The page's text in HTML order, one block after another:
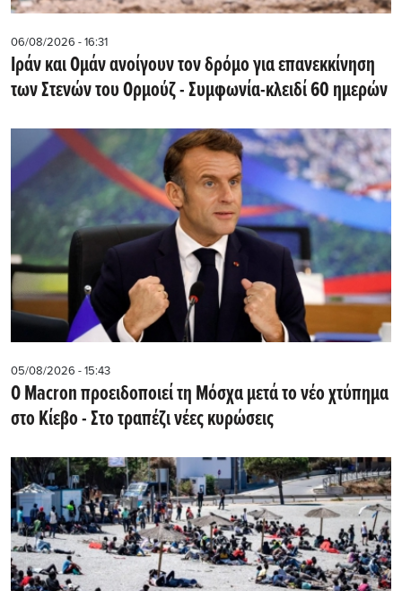
06/08/2026 - 16:31
Ιράν και Ομάν ανοίγουν τον δρόμο για επανεκκίνηση
των Στενών του Ορμούζ - Συμφωνία-κλειδί 60 ημερών
05/08/2026 - 15:43
Ο Macron προειδοποιεί τη Μόσχα μετά το νέο χτύπημα
στο Κίεβο - Στο τραπέζι νέες κυρώσεις